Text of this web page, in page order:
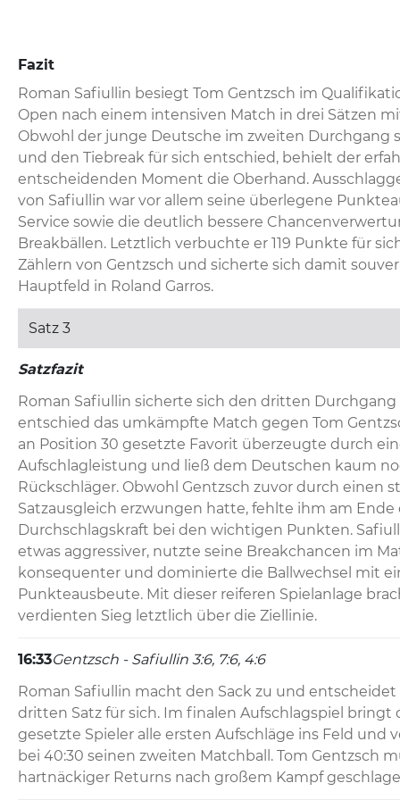
Fazit
Roman Safiullin besiegt Tom Gentzsch im
Open nach einem intensiven Match in drei Sätzen
Obwohl der junge Deutsche im zweiten Durchgang
und den Tiebreak für sich entschied, behielt der
entscheidenden Moment die Oberhand.
von Safiullin war vor allem seine überlegene
Service sowie die deutlich bessere
Breakbällen. Letztlich verbuchte er 119 Punkte für
Zählern von Gentzsch und sicherte sich damit
Hauptfeld in Roland Garros.
Satz 3
Satzfazit
Roman Safiullin sicherte sich den dritten
entschied das umkämpfte Match gegen Tom
an Position 30 gesetzte Favorit überzeugte durch
Aufschlagleistung und ließ dem Deutschen kaum
Rückschläger. Obwohl Gentzsch zuvor durch einen
Satzausgleich erzwungen hatte, fehlte ihm am Ende
Durchschlagskraft bei den wichtigen Punkten.
etwas aggressiver, nutzte seine Breakchancen im
konsequenter und dominierte die Ballwechsel mit
Punkteausbeute. Mit dieser reiferen Spielanlage
verdienten Sieg letztlich über die Ziellinie.
16:33Gentzsch - Safiullin 3:6, 7:6, 4:6
Roman Safiullin macht den Sack zu und
dritten Satz für sich. Im finalen Aufschlagspiel bringt
gesetzte Spieler alle ersten Aufschläge ins Feld und
bei 40:30 seinen zweiten Matchball. Tom Gentzsch
hartnäckiger Returns nach großem Kampf